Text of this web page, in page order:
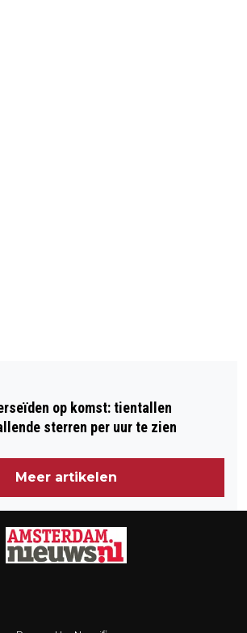
op komst: tientallen
sterren per uur te zien
Meer artikelen